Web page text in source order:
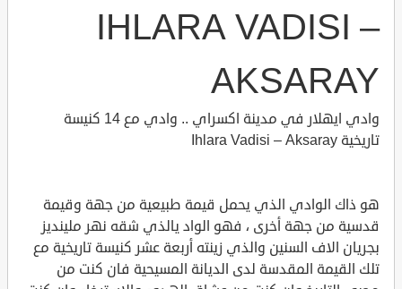
IHLARA VADISI –
AKSARAY
وادي ايهلار في مدينة اكسراي .. وادي مع 14 كنيسة
تاريخية Ihlara Vadisi – Aksaray
هو ذاك الوادي الذي يحمل قيمة طبيعية من جهة وقيمة
قدسية من جهة أخرى ، فهو الواد يالذي شقه نهر ملينديز
بجريان الاف السنين والذي زينته أربعة عشر كنيسة تاريخية مع
تلك القيمة المقدسة لدى الديانة المسيحية فان كنت من